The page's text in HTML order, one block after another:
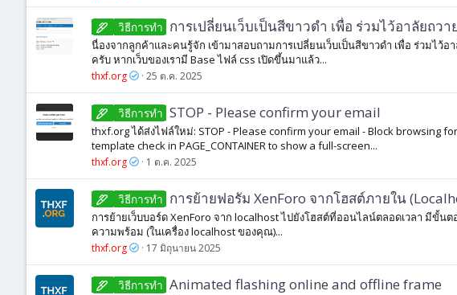
วิธีการทํา การเปลี่ยนเว็บเป็นสีขาวดำ เพื่อ ร่วมไว้อาลัยถว
นื่องจากลูกค้าและคนรู้จัก เข้ามาสอบถามการเปลี่ยนเว็บเป็นสีขาวดำ เพื่อ ร่วมไ
ครับ หากเว็บของเรามี Base ไฟล์ css เปิดขึ้นมาแล้ว...
thxf.org 25 ต.ค. 2025
วิธีการทํา STOP - Please confirm your email
thxf.org ได้ส่งไฟล์ใหม่: STOP - Please confirm your email - Block browsing
template check in PAGE_CONTAINER to show a full-screen...
thxf.org 1 ต.ค. 2025
วิธีการทํา การย้ายฟอรัม XenForo จากโฮสต์ภายใน
การย้ายเว็บบอร์ด XenForo จาก localhost ไปยังโฮสต์ที่ออนไลน์ตลอดเวลา มีขั้
ความพร้อม (ในเครื่อง localhost ของคุณ)...
thxf.org 17 มิถุนายน 2025
วิธีการทํา Animated flashing online and offline frame